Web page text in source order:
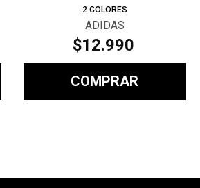
2 COLORES
ADIDAS
$12.990
COMPRAR